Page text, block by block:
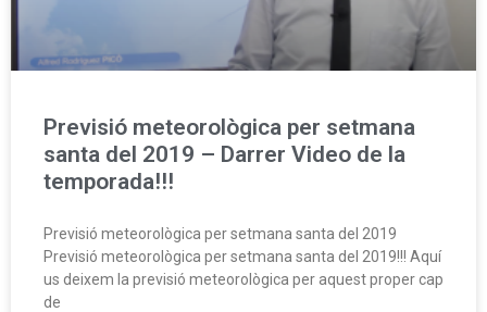
Previsió meteorològica per setmana
santa del 2019 – Darrer Video de la
temporada!!!
Previsió meteorològica per setmana santa del 2019
Previsió meteorològica per setmana santa del 2019!!! Aquí
us deixem la previsió meteorològica per aquest proper cap
de